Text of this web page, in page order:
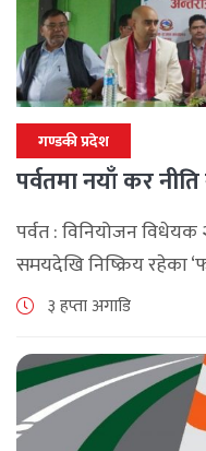
गण्डकी प्रदेश
पर्वतमा नयाँ कर
पर्वत : विनियोजन विधेयक
समयदेखि निष्क्रिय रहेका
पर्वतमा अन्तरक्रिया
३ हप्ता अगाडि